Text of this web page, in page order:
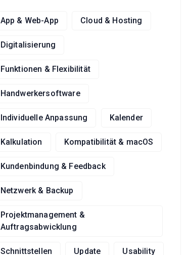
App & Web-App Cloud & Hosting
Digitalisierung
Funktionen & Flexibilität
Handwerkersoftware
Individuelle Anpassung Kalender
Kalkulation Kompatibilität & macOS
Kundenbindung & Feedback
Netzwerk & Backup
Projektmanagement &
Auftragsabwicklung
Schnittstellen Update Usability